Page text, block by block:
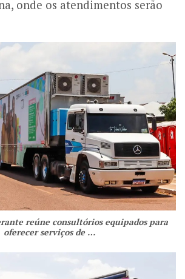
onde os atendimentos serão
reúne consultórios equipados para
oferecer serviços de …